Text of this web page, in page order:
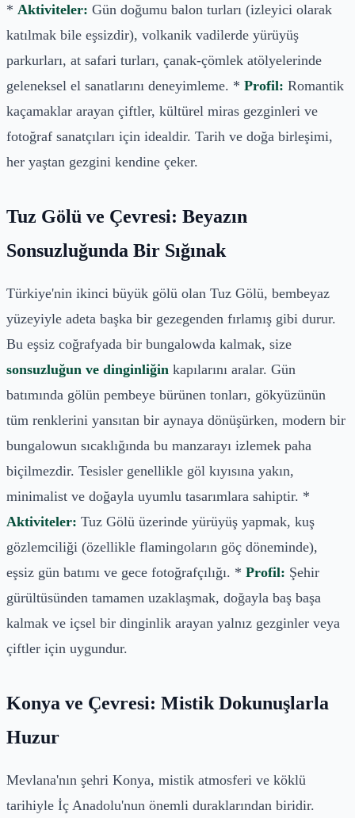
* Aktiviteler: Gün doğumu balon turları (izleyici olarak
katılmak bile eşsizdir), volkanik vadilerde yürüyüş
parkurları, at safari turları, çanak-çömlek atölyelerinde
geleneksel el sanatlarını deneyimleme. * Profil: Romantik
kaçamaklar arayan çiftler, kültürel miras gezginleri ve
fotoğraf sanatçıları için idealdir. Tarih ve doğa birleşimi,
her yaştan gezgini kendine çeker.
Tuz Gölü ve Çevresi: Beyazın
Sonsuzluğunda Bir Sığınak
Türkiye'nin ikinci büyük gölü olan Tuz Gölü, bembeyaz
yüzeyiyle adeta başka bir gezegenden fırlamış gibi durur.
Bu eşsiz coğrafyada bir bungalowda kalmak, size
sonsuzluğun ve dinginliğin kapılarını aralar. Gün
batımında gölün pembeye bürünen tonları, gökyüzünün
tüm renklerini yansıtan bir aynaya dönüşürken, modern bir
bungalowun sıcaklığında bu manzarayı izlemek paha
biçilmezdir. Tesisler genellikle göl kıyısına yakın,
minimalist ve doğayla uyumlu tasarımlara sahiptir. *
Aktiviteler: Tuz Gölü üzerinde yürüyüş yapmak, kuş
gözlemciliği (özellikle flamingoların göç döneminde),
eşsiz gün batımı ve gece fotoğrafçılığı. * Profil: Şehir
gürültüsünden tamamen uzaklaşmak, doğayla baş başa
kalmak ve içsel bir dinginlik arayan yalnız gezginler veya
çiftler için uygundur.
Konya ve Çevresi: Mistik Dokunuşlarla
Huzur
Mevlana'nın şehri Konya, mistik atmosferi ve köklü
tarihiyle İç Anadolu'nun önemli duraklarından biridir.